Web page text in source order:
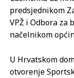
predsjednikom
VPŽ i Odbora za
načelnikom
U Hrvatskom
otvorenje